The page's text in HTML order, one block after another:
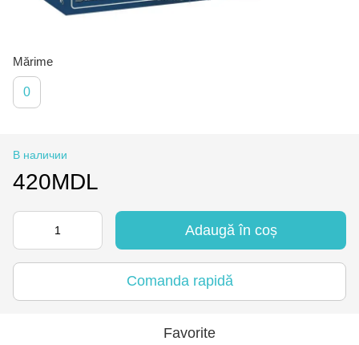
Mărime
0
В наличии
420MDL
Adaugă în coș
Comanda rapidă
Favorite